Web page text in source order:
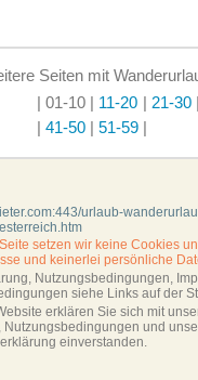
Seiten mit
| 01-10 | 11-20 | 21-30
| 41-50 | 51-59 |
urlaub-
setzen wir keine Cookies
und keinerlei persönliche
Nutzungsbedingungen,
siehe Links auf der
erklären Sie sich mit
und
einverstanden.